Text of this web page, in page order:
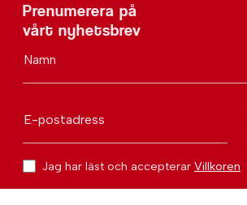
Prenumerera på
vårt nyhetsbrev
Namn
E-postadress
Jag har läst och accepterar Villkoren